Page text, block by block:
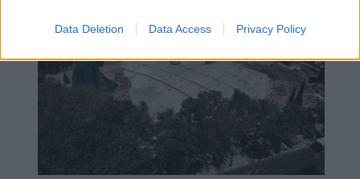
Data Deletion Data Access Privacy Policy